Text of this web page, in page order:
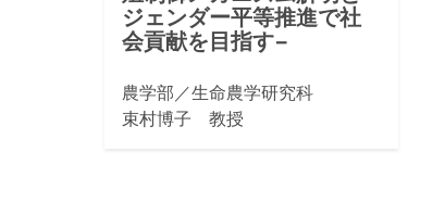
ジェンダー平等推進で社
会貢献を目指す−
農学部／生命農学研究科
束村博子 教授